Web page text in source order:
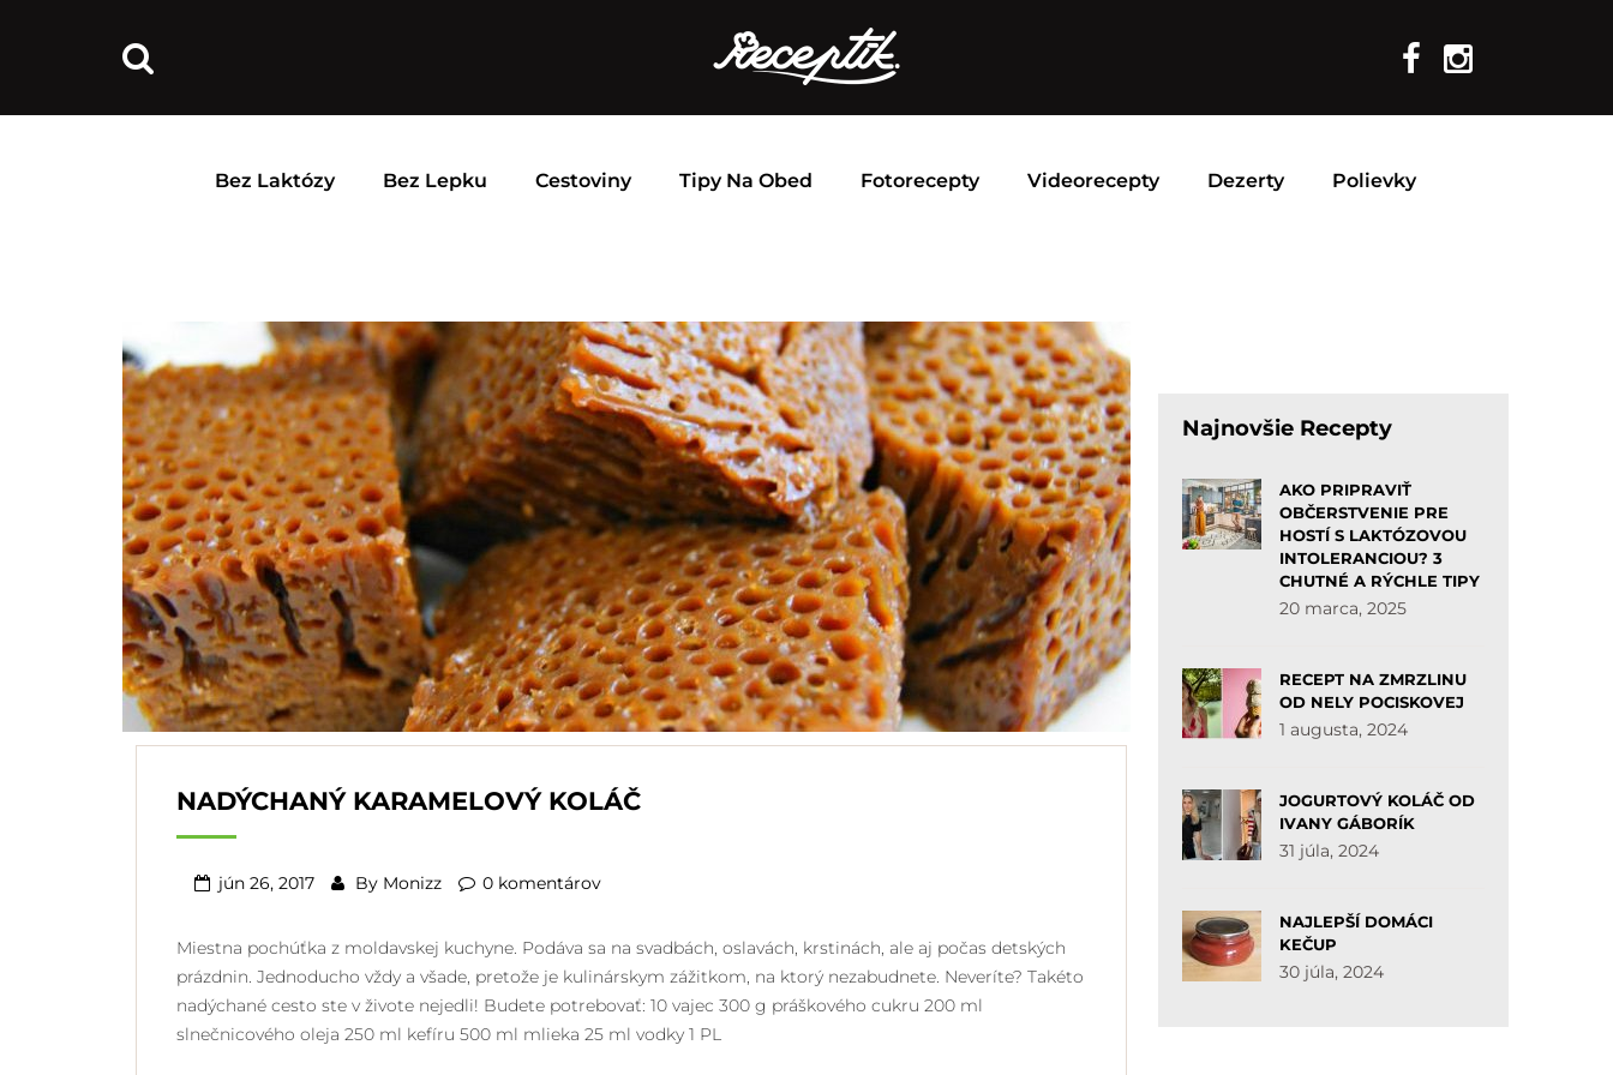
Bez Laktózy Bez Lepku Cestoviny Tipy Na Obed Fotorecepty Videorecepty Dezerty Polievky
NADÝCHANÝ KARAMELOVÝ KOLÁČ
jún 26, 2017 By Monizz 0 komentárov
Miestna pochúťka z moldavskej kuchyne. Podáva sa na svadbách, oslavách, krstinách, ale aj počas detských
prázdnin. Jednoducho vždy a všade, pretože je kulinárskym zážitkom, na ktorý nezabudnete. Neveríte? Takéto
nadýchané cesto ste v živote nejedli! Budete potrebovať: 10 vajec 300 g práškového cukru 200 ml
slnečnicového oleja 250 ml kefíru 500 ml mlieka 25 ml vodky 1 PL
Najnovšie Recepty
AKO PRIPRAVIŤ
OBČERSTVENIE PRE
HOSTÍ S LAKTÓZOVOU
INTOLERANCIOU? 3
CHUTNÉ A RÝCHLE TIPY
20 marca, 2025
RECEPT NA ZMRZLINU
OD NELY POCISKOVEJ
1 augusta, 2024
JOGURTOVÝ KOLÁČ OD
IVANY GÁBORÍK
31 júla, 2024
NAJLEPŠÍ DOMÁCI
KEČUP
30 júla, 2024